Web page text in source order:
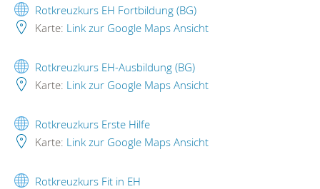
Rotkreuzkurs EH Fortbildung (BG)
Karte: Link zur Google Maps Ansicht
Rotkreuzkurs EH-Ausbildung (BG)
Karte: Link zur Google Maps Ansicht
Rotkreuzkurs Erste Hilfe
Karte: Link zur Google Maps Ansicht
Rotkreuzkurs Fit in EH